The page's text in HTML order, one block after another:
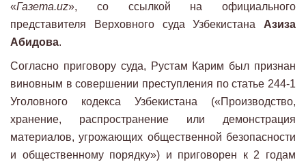
«Газета.uz», со ссылкой на официального
представителя Верховного суда Узбекистана Азиза
Абидова.
Согласно приговору суда, Рустам Карим был признан
виновным в совершении преступления по статье 244-1
Уголовного кодекса Узбекистана («Производство,
хранение, распространение или демонстрация
материалов, угрожающих общественной безопасности
и общественному порядку») и приговорен к 2 годам